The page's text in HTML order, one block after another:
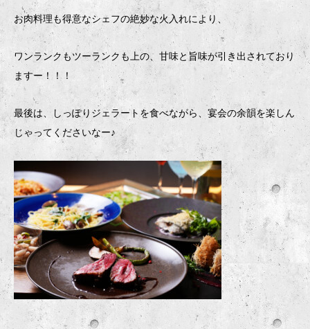
お肉料理も得意なシェフの絶妙な火入れにより、
ワンランクもツーランクも上の、甘味と旨味が引き出されており
ますー！！！
最後は、しっぽりジェラートを食べながら、宴会の余韻を楽しん
じゃってくださいなー♪